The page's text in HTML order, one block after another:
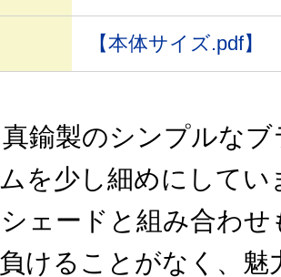
【本体サイズ.pdf】
鍮製のシンプルな
を少し細めにしてい
ェードと組み合わせ
けることがなく、魅